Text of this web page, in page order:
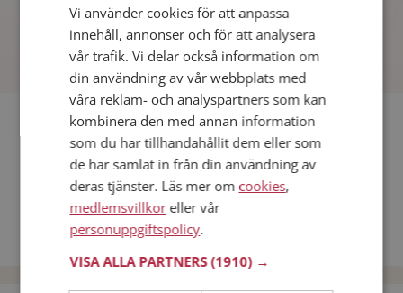
Fler singlar
Fler singelkvinnor från Staffanstorp:Irja,Annika,Ingela
Män från Staffanstorp
Dejta kvinnor i Sverige
Dejta män i Sverige
Vi använder cookies för att anpassa
innehåll, annonser och för att analysera
vår trafik. Vi delar också information om
din användning av vår webbplats med
våra reklam- och analyspartners som kan
kombinera den med annan information
som du har tillhandahållit dem eller som
de har samlat in från din användning av
deras tjänster. Läs mer om cookies,
medlemsvillkoreller vår
personuppgiftspolicy.
VISA ALLA PARTNERS(1910) →